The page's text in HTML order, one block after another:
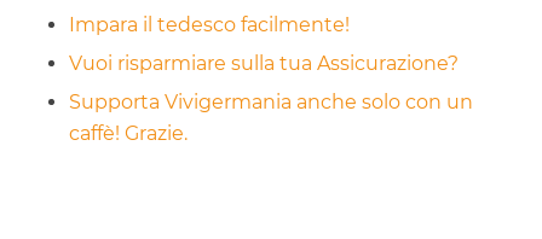
Impara il tedesco facilmente!
Vuoi risparmiare sulla tua Assicurazione?
Supporta Vivigermania anche solo con un
caffè! Grazie.